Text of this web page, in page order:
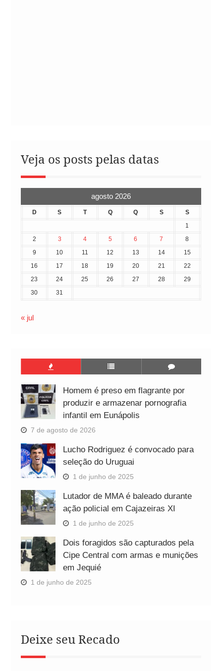
Veja os posts pelas datas
agosto 2026
D S T Q Q S
S
1
2
3 4 5 6 7
8
9
10 11 12 13 14
15
16
17 18 19 20 21
22
23
24 25 26 27 28
29
30
31
« jul
Homem é preso em flagrante por
produzir e armazenar pornografia
infantil em Eunápolis
7 de agosto de 2026
Lucho Rodriguez é convocado para
seleção do Uruguai
1 de junho de 2025
Lutador de MMA é baleado durante
ação policial em Cajazeiras XI
1 de junho de 2025
Dois foragidos são capturados pela
Cipe Central com armas e munições
em Jequié
1 de junho de 2025
Deixe seu Recado